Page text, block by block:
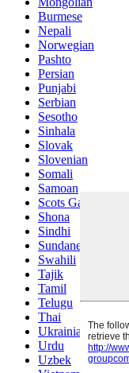
Burmese
Nepali
Norwegian
Pashto
Persian
Punjabi
Serbian
Sesotho
Sinhala
Slovak
Slovenian
Somali
Samoan
Scots Gaelic
Shona
Sindhi
Sundanese
Swahili
Tajik
Tamil
Telugu
Thai
Ukrainian
Urdu
Uzbek